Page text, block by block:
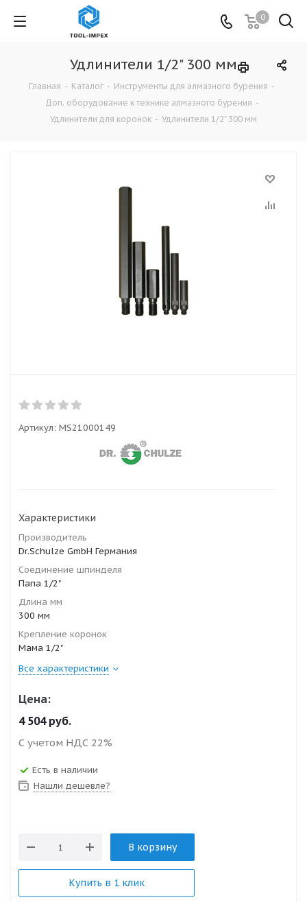
0
Удлинители 1/2" 300 мм
Главная - Каталог - Инструменты для алмазного бурения -
Доп. оборудование к технике алмазного бурения -
Удлинители для коронок - Удлинители 1/2" 300 мм
Артикул: MS21000149
Характеристики
Производитель
Dr.Schulze GmbH Германия
Соединение шпинделя
Папа 1/2"
Длина мм
300 мм
Крепление коронок
Мама 1/2"
Все характеристики
Цена:
4 504руб.
С учетом НДС 22%
Есть в наличии
Нашли дешевле?
В корзину
Купить в 1 клик